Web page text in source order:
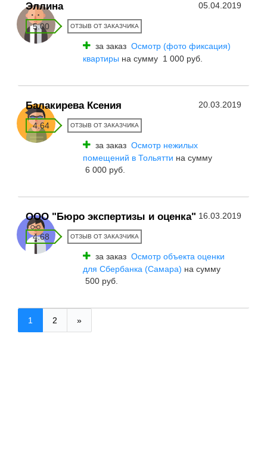
Эллина 05.04.2019
5.00 ОТЗЫВ ОТ ЗАКАЗЧИКА
за заказ Осмотр (фото фиксация)
квартиры на сумму 1 000 руб.
Балакирева Ксения 20.03.2019
4.64 ОТЗЫВ ОТ ЗАКАЗЧИКА
за заказ Осмотр нежилых
помещений в Тольятти на сумму
6 000 руб.
ООО "Бюро экспертизы и оценка" 16.03.2019
4.68 ОТЗЫВ ОТ ЗАКАЗЧИКА
за заказ Осмотр объекта оценки
для Сбербанка (Самара) на сумму
500 руб.
1 2 »